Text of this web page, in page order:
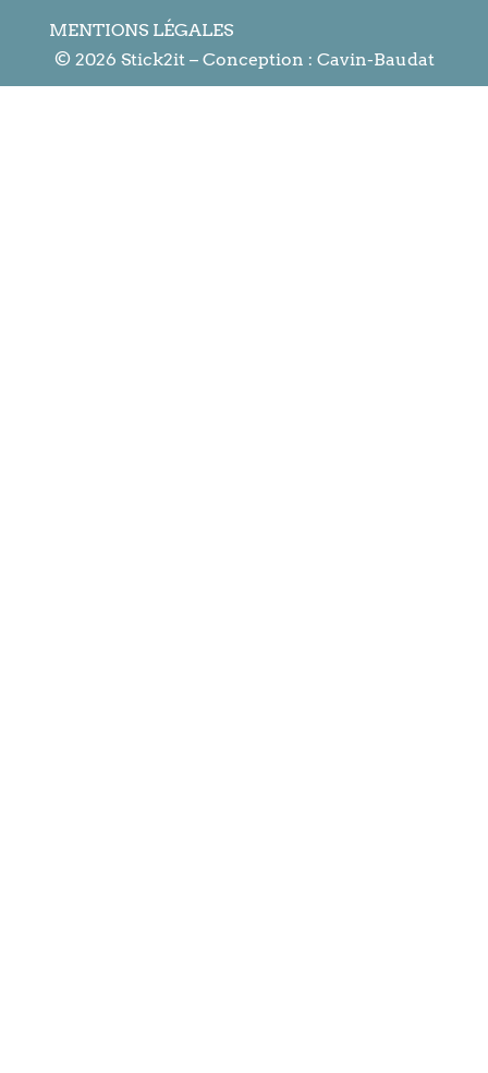
MENTIONS LÉGALES
© 2026 Stick2it – Conception : Cavin-Baudat